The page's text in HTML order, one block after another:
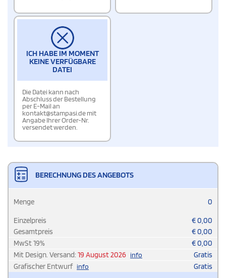
ICH HABE IM MOMENT
KEINE VERFÜGBARE
DATEI
Die Datei kann nach
Abschluss der Bestellung
per E-Mail an
kontakt@stampasi.de mit
Angabe Ihrer Order-Nr.
versendet werden.
BERECHNUNG DES ANGEBOTS
Menge 0
Einzelpreis €0,00
Gesamtpreis
€0,00
MwSt19% €0,00
Mit Design. Versand: 19 August 2026 info
Gratis
Grafischer Entwurf info Gratis